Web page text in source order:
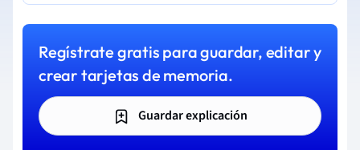
Regístrate gratis para guardar, editar y
crear tarjetas de memoria.
Guardar explicación